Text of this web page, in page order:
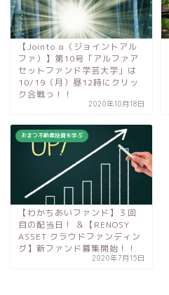
【Jointo α（ジョイントアル
ファ）】第10号「アルファア
セットファンド学芸大学」は
10/19（月）昼12時にクリッ
ク合戦っ！！
2020年10月18日
おまつ不動産投資を学ぶ
【わかちあいファンド】３回
目の配当日！ ＆【RENOSY
ASSET クラウドファンディン
グ】新ファンド募集開始！！
2020年7月15日